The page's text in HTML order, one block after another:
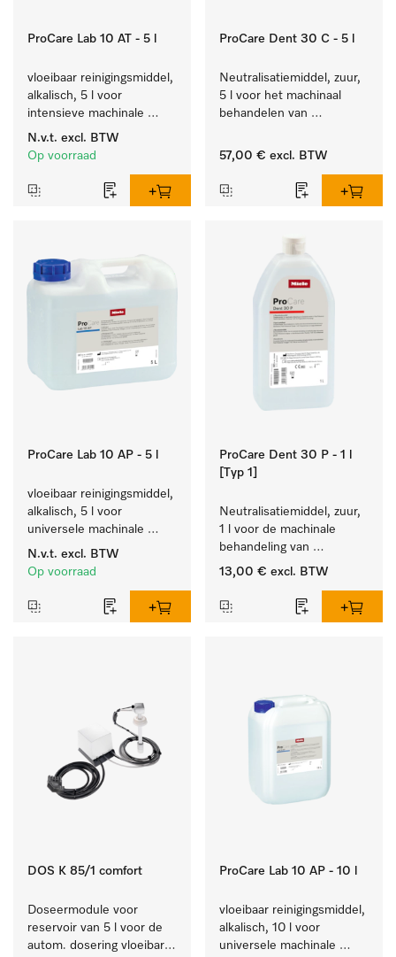
ProCare Lab 10 AT - 5 l
vloeibaar reinigingsmiddel,
alkalisch, 5 l voor
intensieve machinale
reiniging van
laboratoriumglaswerk en -
N.v.t. excl. BTW
Op voorraad
ProCare Dent 30 C - 5 l
Neutralisatiemiddel, zuur,
5 l voor het machinaal
behandelen van
transmissie-instrumenten.
57,00 € excl. BTW
ProCare Lab 10 AP - 5 l
vloeibaar reinigingsmiddel,
alkalisch, 5 l voor
universele machinale
reiniging van
laboratoriumglaswerk en -
N.v.t. excl. BTW
Op voorraad
ProCare Dent 30 P - 1 l
[Typ 1]
Neutralisatiemiddel, zuur,
1 l voor de machinale
behandeling van
tandheelkundige
13,00 € excl. BTW
DOS K 85/1 comfort
Doseermodule voor
reservoir van 5 l voor de
autom. dosering vloeibare
ProCare Lab 10 AP - 10 l
vloeibaar reinigingsmiddel,
alkalisch, 10 l voor
universele machinale